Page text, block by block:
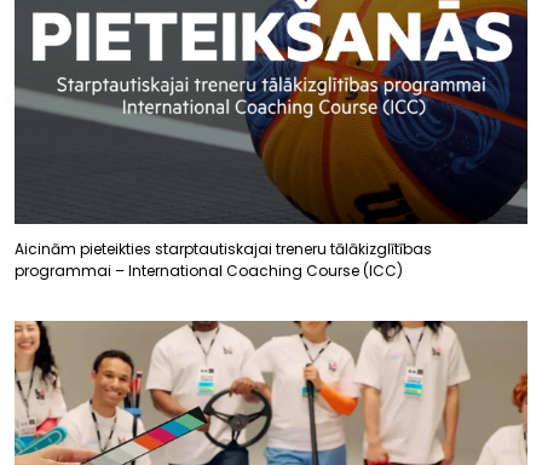
Aicinām pieteikties starptautiskajai treneru tālākizglītības
programmai – International Coaching Course (ICC)